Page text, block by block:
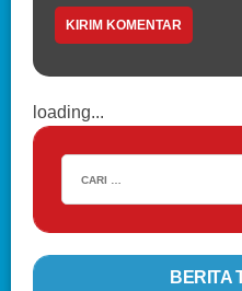
loading...
BERITA